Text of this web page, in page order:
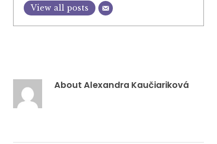
View all posts
About Alexandra Kaučiariková